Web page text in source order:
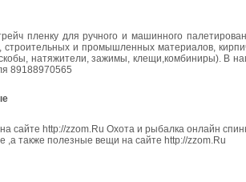
пленку для ручного и машинного
строительных и промышленных материалов,
натяжители, зажимы, клещи,комбиниры). В
89188970565
сайте http://zzom.Ru Охота и рыбалка онлайн
,а также полезные вещи на сайте http://zzom.Ru